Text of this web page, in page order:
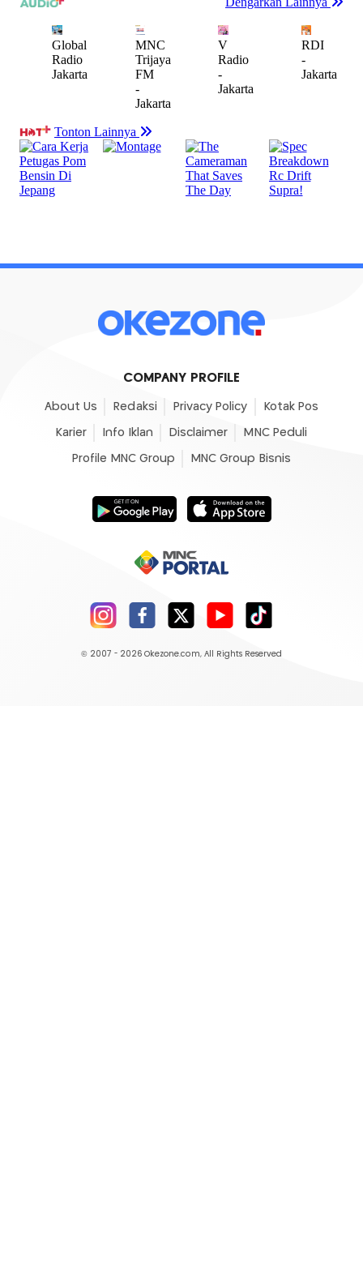
COMPANY PROFILE
About Us Redaksi Privacy Policy Kotak Pos
Karier Info Iklan Disclaimer MNC Peduli
Profile MNC Group MNC Group Bisnis
© 2007 - 2026 Okezone.com, All Rights Reserved